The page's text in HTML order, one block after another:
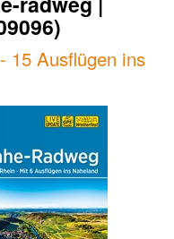
15 Ausflügen ins